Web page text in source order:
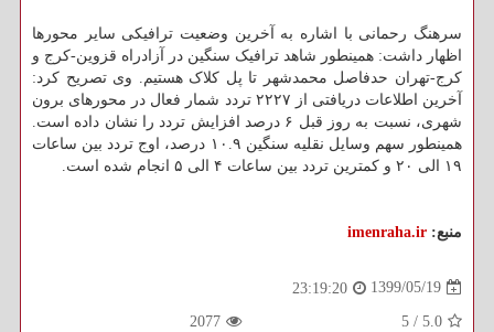
سرهنگ رحمانی با اشاره به آخرین وضعیت ترافیکی سایر محورها
اظهار داشت: همینطور شاهد ترافیک سنگین در آزادراه قزوین-کرج و
کرج-تهران حدفاصل محمدشهر تا پل کلاک هستیم. وی تصریح کرد:
آخرین اطلاعات دریافتی از ۲۲۲۷ تردد شمار فعال در محورهای برون
شهری، نسبت به روز قبل ۶ درصد افزایش تردد را نشان داده است.
همینطور سهم وسایل نقلیه سنگین ۱۰.۹ درصد، اوج تردد بین ساعات
۱۹ الی ۲۰ و کمترین تردد بین ساعات ۴ الی ۵ انجام شده است.
منبع: imenraha.ir
1399/05/19
23:19:20
5.0
/
5
2077